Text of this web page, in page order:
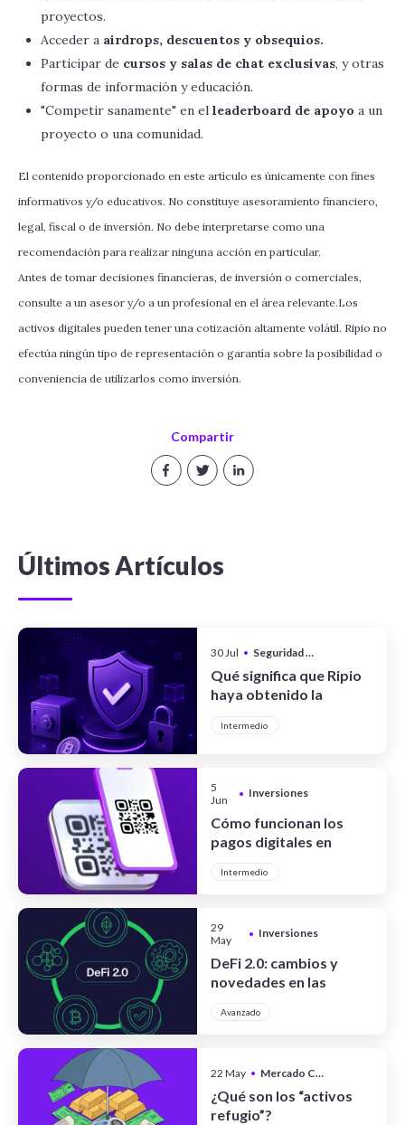
Compartir
proyectos.
Acceder a airdrops, descuentos y obsequios.
Participar de cursos y salas de chat exclusivas, y otras
formas de información y educación.
"Competir sanamente" en el leaderboard de apoyo a un
proyecto o una comunidad.
El contenido proporcionado en este artículo es únicamente con fines
informativos y/o educativos. No constituye asesoramiento financiero,
legal, fiscal o de inversión. No debe interpretarse como una
recomendación para realizar ninguna acción en particular.
Antes de tomar decisiones financieras, de inversión o comerciales,
consulte a un asesor y/o a un profesional en el área relevante.Los
activos digitales pueden tener una cotización altamente volátil. Ripio no
efectúa ningún tipo de representación o garantía sobre la posibilidad o
conveniencia de utilizarlos como inversión.
Últimos Artículos
30 Jul • Seguridad y Privacidad
Qué significa que Ripio
haya obtenido la
III Full System
Intermedio
5
Jun
• Inversiones
Cómo funcionan los
pagos digitales en
Intermedio
29
May
• Inversiones
DeFi 2.0: cambios y
novedades en las
descentralizadas
Avanzado
22 May • Mercado Cripto
¿Qué son los “activos
refugio”?